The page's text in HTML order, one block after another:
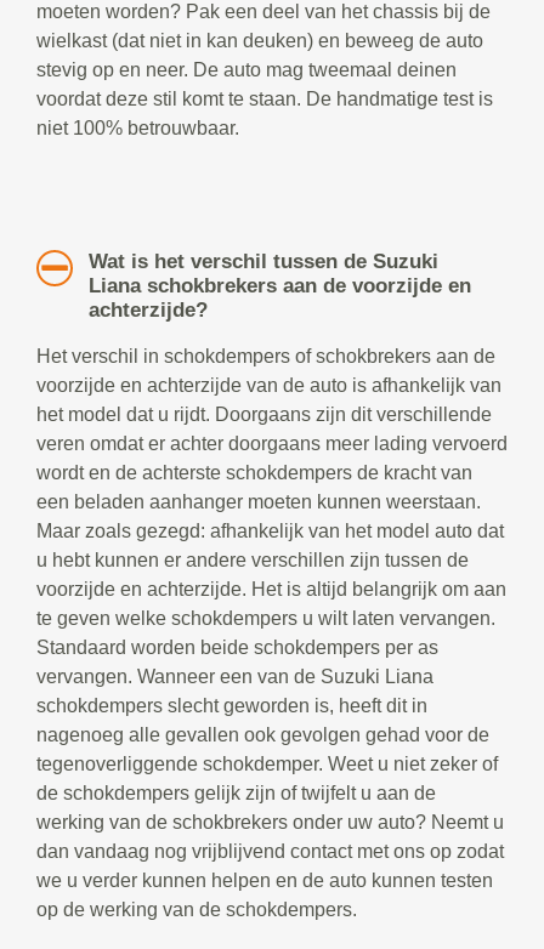
moeten worden? Pak een deel van het chassis bij de
wielkast (dat niet in kan deuken) en beweeg de auto
stevig op en neer. De auto mag tweemaal deinen
voordat deze stil komt te staan. De handmatige test is
niet 100% betrouwbaar.
Wat is het verschil tussen de Suzuki
Liana schokbrekers aan de voorzijde en
achterzijde?
Het verschil in schokdempers of schokbrekers aan de
voorzijde en achterzijde van de auto is afhankelijk van
het model dat u rijdt. Doorgaans zijn dit verschillende
veren omdat er achter doorgaans meer lading vervoerd
wordt en de achterste schokdempers de kracht van
een beladen aanhanger moeten kunnen weerstaan.
Maar zoals gezegd: afhankelijk van het model auto dat
u hebt kunnen er andere verschillen zijn tussen de
voorzijde en achterzijde. Het is altijd belangrijk om aan
te geven welke schokdempers u wilt laten vervangen.
Standaard worden beide schokdempers per as
vervangen. Wanneer een van de Suzuki Liana
schokdempers slecht geworden is, heeft dit in
nagenoeg alle gevallen ook gevolgen gehad voor de
tegenoverliggende schokdemper. Weet u niet zeker of
de schokdempers gelijk zijn of twijfelt u aan de
werking van de schokbrekers onder uw auto? Neemt u
dan vandaag nog vrijblijvend contact met ons op zodat
we u verder kunnen helpen en de auto kunnen testen
op de werking van de schokdempers.